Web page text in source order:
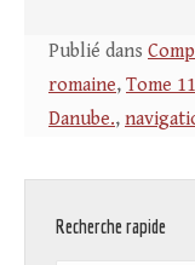
Publié dans
romaine, Tome
Danube.,
Recherche rapide